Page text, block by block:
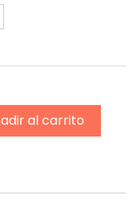
al carrito